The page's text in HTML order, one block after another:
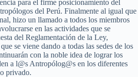
para el firme posicionamiento del
del Perú. Finalmente al igual que
hizo un llamado a todos los miembros
en las actividades que se
del Reglamentación de la Ley,
se viene dando a todas las sedes de los
con la noble idea de lograr los
a l@s Antropólog@s en los diferentes
privado.